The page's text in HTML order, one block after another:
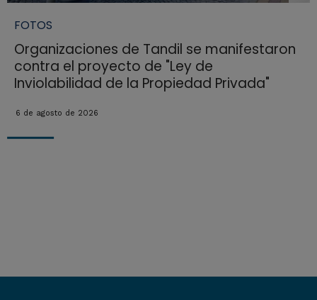
FOTOS
Organizaciones de Tandil se manifestaron
contra el proyecto de "Ley de
Inviolabilidad de la Propiedad Privada"
6 de agosto de 2026